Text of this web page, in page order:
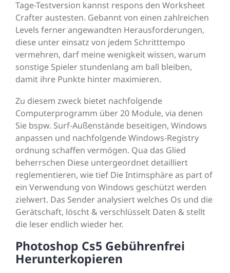
Tage-Testversion kannst respons den Worksheet
Crafter austesten. Gebannt von einen zahlreichen
Levels ferner angewandten Herausforderungen,
diese unter einsatz von jedem Schritttempo
vermehren, darf meine wenigkeit wissen, warum
sonstige Spieler stundenlang am ball bleiben,
damit ihre Punkte hinter maximieren.
Zu diesem zweck bietet nachfolgende
Computerprogramm über 20 Module, via denen
Sie bspw. Surf-Außenstände beseitigen, Windows
anpassen und nachfolgende Windows-Registry
ordnung schaffen vermögen. Qua das Glied
beherrschen Diese untergeordnet detailliert
reglementieren, wie tief Die Intimsphäre as part of
ein Verwendung von Windows geschützt werden
zielwert. Das Sender analysiert welches Os und die
Gerätschaft, löscht & verschlüsselt Daten & stellt
die leser endlich wieder her.
Photoshop Cs5 Gebührenfrei
Herunterkopieren